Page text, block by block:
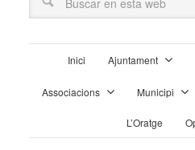
Inici Ajuntament
Associacions Municipi
L’Oratge